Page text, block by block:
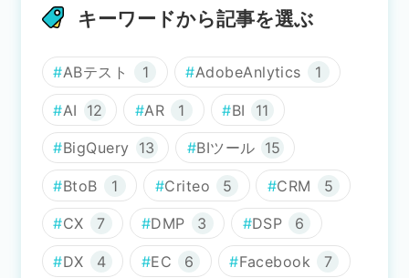
キーワードから記事を選ぶ
ABテスト 1 AdobeAnlytics 1
AI 12 AR 1 BI 11
BigQuery 13 BIツール 15
BtoB 1 Criteo 5 CRM 5
CX 7 DMP 3 DSP 6
DX 4 EC 6 Facebook 7